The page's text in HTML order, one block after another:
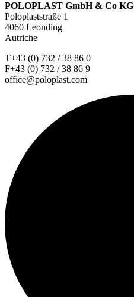
POLOPLAST GmbH & Co KG
Poloplaststraße 1
4060 Leonding
Autriche
T+43 (0) 732 / 38 86 0
F+43 (0) 732 / 38 86 9
office@poloplast.com